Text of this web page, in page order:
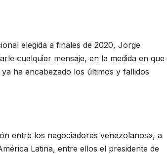
elegida a finales de 2020, Jorge
cualquier mensaje, en la medida en que
ha encabezado los últimos y fallidos
entre los negociadores venezolanos», a
Latina, entre ellos el presidente de